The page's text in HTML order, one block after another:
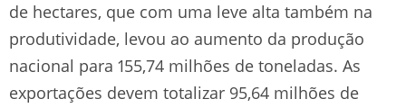
de hectares, que com uma leve alta também na
produtividade, levou ao aumento da produção
nacional para 155,74 milhões de toneladas. As
exportações devem totalizar 95,64 milhões de